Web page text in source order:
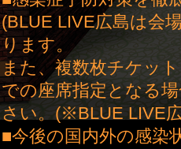
(BLUE LIVE広島は会
ります。
また、複数枚チケッ
での座席指定となる
さい。(※BLUE LIVE
■今後の国内外の感染